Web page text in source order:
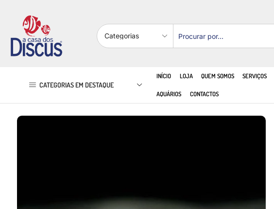
CATEGORIAS EM DESTAQUE
INÍCIO LOJA QUEM SOMOS SERVIÇOS
AQUÁRIOS CONTACTOS